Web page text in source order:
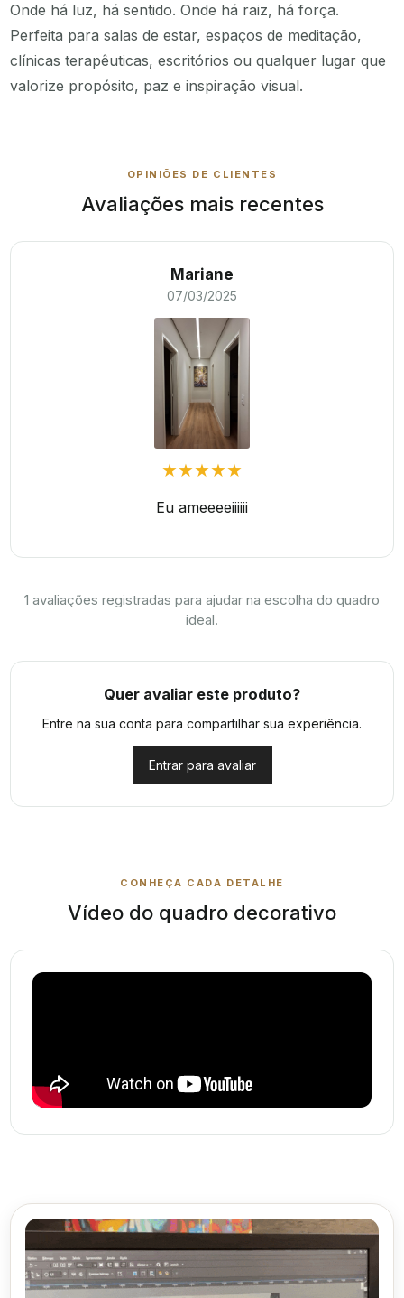
Onde há luz, há sentido. Onde há raiz, há força.
Perfeita para salas de estar, espaços de meditação,
clínicas terapêuticas, escritórios ou qualquer lugar que
valorize propósito, paz e inspiração visual.
OPINIÕES DE CLIENTES
Avaliações mais recentes
Mariane
07/03/2025
★★★★★
Eu ameeeeiiiiii
1 avaliações registradas para ajudar na escolha do quadro
ideal.
Quer avaliar este produto?
Entre na sua conta para compartilhar sua experiência.
Entrar para avaliar
CONHEÇA CADA DETALHE
Vídeo do quadro decorativo